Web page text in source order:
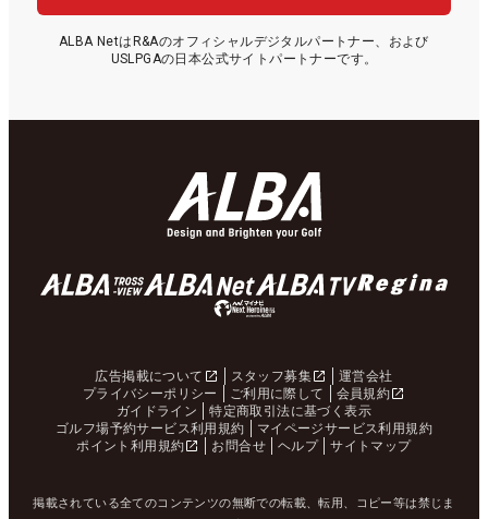
ALBA NetはR&Aのオフィシャルデジタルパートナー、および
USLPGAの日本公式サイトパートナーです。
広告掲載について スタッフ募集
運営会社
プライバシーポリシー
ご利用に際して
会員規約
ガイドライン
特定商取引法に基づく表示
ゴルフ場予約サービス利用規約
マイページサービス利用規約
ポイント利用規約
お問合せ ヘルプ サイトマップ
掲載されている全てのコンテンツの無断での転載、転用、コピー等は禁じま